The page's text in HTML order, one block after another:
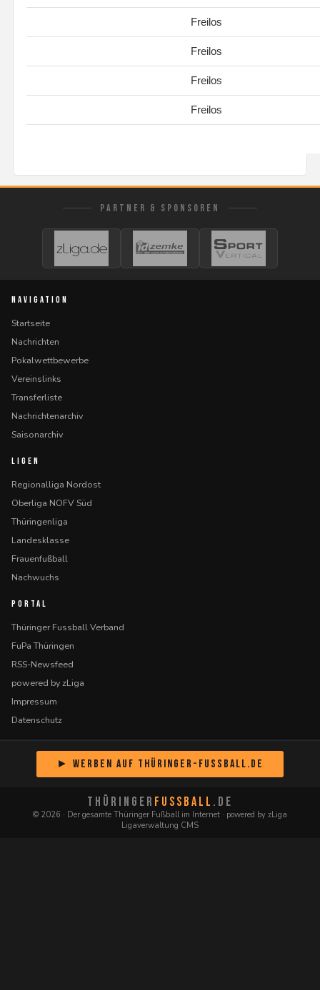
Freilos
Freilos
Freilos
Freilos
PARTNER & SPONSOREN
NAVIGATION
Startseite
Nachrichten
Pokalwettbewerbe
Vereinslinks
Transferliste
Nachrichtenarchiv
Saisonarchiv
LIGEN
Regionalliga Nordost
Oberliga NOFV Süd
Thüringenliga
Landesklasse
Frauenfußball
Nachwuchs
PORTAL
Thüringer Fussball Verband
FuPa Thüringen
RSS-Newsfeed
powered by zLiga
Impressum
Datenschutz
► Werben auf Thüringer-Fussball.de
THÜRINGER FUSSBALL .DE
© 2026 · Der gesamte Thüringer Fußball im Internet · powered by zLiga
Ligaverwaltung CMS